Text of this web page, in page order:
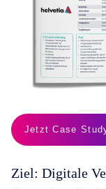
Jetzt Case
Ziel: Digitale